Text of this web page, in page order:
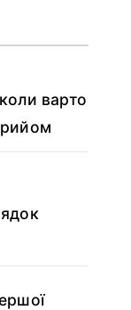
варто